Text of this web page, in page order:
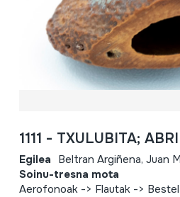
1111 - TXULUBITA;
Egilea Beltran Argiñena, Juan
Soinu-tresna mota
Aerofonoak -> Flautak ->